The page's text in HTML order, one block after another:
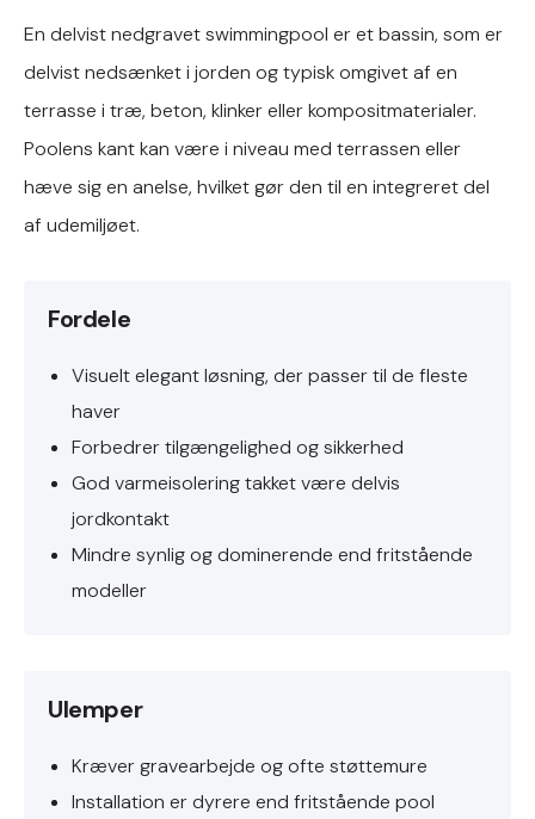
En delvist nedgravet swimmingpool er et bassin, som er
delvist nedsænket i jorden og typisk omgivet af en
terrasse i træ, beton, klinker eller kompositmaterialer.
Poolens kant kan være i niveau med terrassen eller
hæve sig en anelse, hvilket gør den til en integreret del
af udemiljøet.
Fordele
Visuelt elegant løsning, der passer til de fleste
haver
Forbedrer tilgængelighed og sikkerhed
God varmeisolering takket være delvis
jordkontakt
Mindre synlig og dominerende end fritstående
modeller
Ulemper
Kræver gravearbejde og ofte støttemure
Installation er dyrere end fritstående pool